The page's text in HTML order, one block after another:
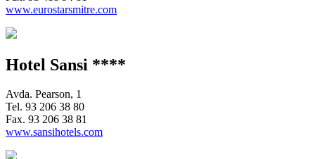
www.eurostarsmitre.com
Hotel Sansi ****
Avda. Pearson, 1
Tel. 93 206 38 80
Fax. 93 206 38 81
www.sansihotels.com